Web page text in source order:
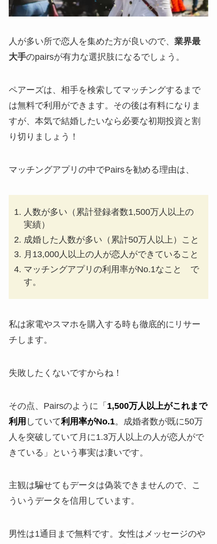
人が多い所で恋人を集めた方が良いので、 業界最
大手のpairsが有力な選択肢になるでしょう。
ペアーズは、相手を検索してマッチングするまで
は無料で利用ができます。その後は有料になりま
すが、本気で結婚したいなら必要な初期投資と割
り切りましょう！
マッチングアプリの中でPairsを勧める理由は、
人数が多い（累計登録者数1,500万人以上の
実績）
成婚した人数が多い（累計50万人以上）こと
月13,000人以上の人が恋人ができていること
マッチングアプリの利用率がNo.1なこと で
す。
私は家電やスマホを購入する時も徹底的にリサー
チします。
失敗したくないですからね！
その点、Pairsのように「 1,500万人以上がこれまで
利用 していて利用率がNo.1。成婚者数が既に50万
人を突破していて月に1.3万人以上の人が恋人がで
きている」という事実は凄いです。
主観は騙せてもデータは偽装できませんので、こ
ういうデータを信用しています。
男性は1通目まで無料です。女性はメッセージのや